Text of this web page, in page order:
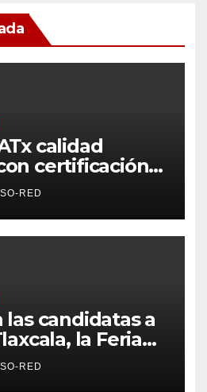
calidad
certificación
docentes de la
RED
las candidatas a
la Feria
La Flor
RED